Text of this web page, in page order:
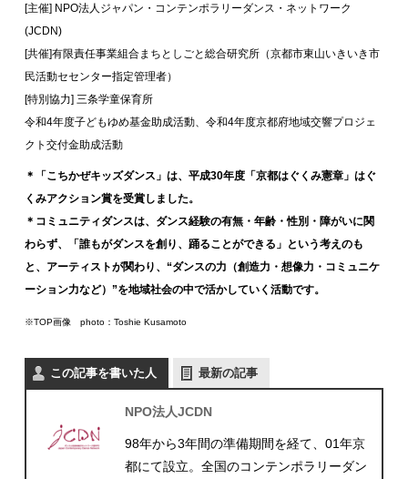
[主催] NPO法人ジャパン・コンテンポラリーダンス・ネットワーク
(JCDN)
[共催]有限責任事業組合まちとしごと総合研究所（京都市東山いきいき市
民活動セセンター指定管理者）
[特別協力] 三条学童保育所
令和4年度子どもゆめ基金助成活動、令和4年度京都府地域交響プロジェ
クト交付金助成活動
＊「こちかぜキッズダンス」は、平成30年度「京都はぐくみ憲章」はぐ
くみアクション賞を受賞しました。
＊コミュニティダンスは、ダンス経験の有無・年齢・性別・障がいに関
わらず、「誰もがダンスを創り、踊ることができる」という考えのも
と、アーティストが関わり、“ダンスの力（創造力・想像力・コミュニケ
ーション力など）”を地域社会の中で活かしていく活動です。
※TOP画像 photo：Toshie Kusamoto
この記事を書いた人 最新の記事
NPO法人JCDN
98年から3年間の準備期間を経て、01年京
都にて設立。全国のコンテンポラリーダン